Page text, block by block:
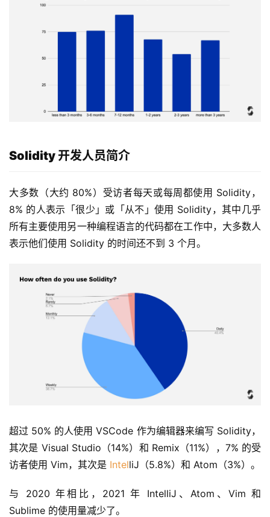
Solidity 开发人员简介
大多数（大约 80%）受访者每天或每周都使用 Solidity，
8% 的人表示「很少」或「从不」使用 Solidity，其中几乎
所有主要使用另一种编程语言的代码都在工作中，大多数人
表示他们使用 Solidity 的时间还不到 3 个月。
超过 50% 的人使用 VSCode 作为编辑器来编写 Solidity，
其次是 Visual Studio（14%）和 Remix（11%），7% 的受
访者使用 Vim，其次是 IntelliJ（5.8%）和 Atom（3%）。
与 2020 年相比，2021 年 IntelliJ、Atom、Vim 和
Sublime 的使用量减少了。